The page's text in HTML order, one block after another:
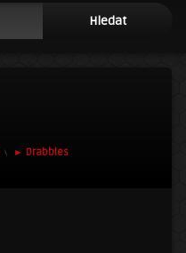
Kategorie:
► Drabbles